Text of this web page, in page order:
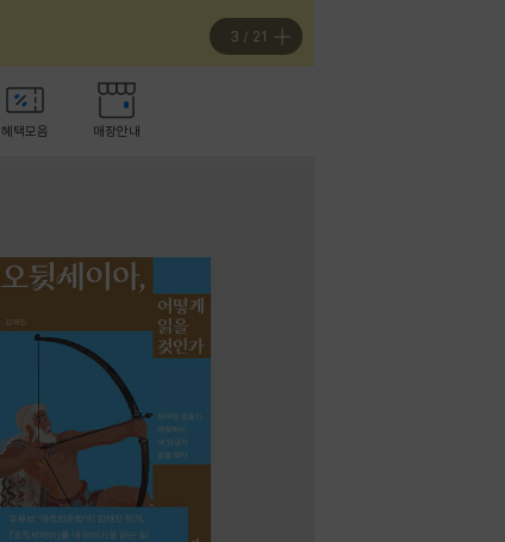
3 / 21
혜택모음 매장안내